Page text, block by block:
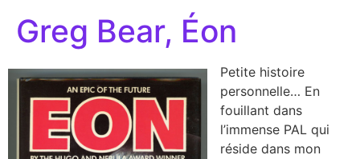
Greg Bear, Éon
Petite histoire
personnelle… En
fouillant dans
l’immense PAL qui
réside dans mon